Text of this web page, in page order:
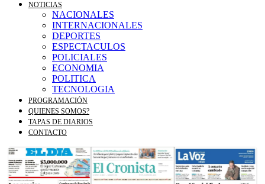
NOTICIAS
NACIONALES
INTERNACIONALES
DEPORTES
ESPECTACULOS
POLICIALES
ECONOMIA
POLITICA
TECNOLOGIA
PROGRAMACIÓN
QUIENES SOMOS?
TAPAS DE DIARIOS
CONTACTO